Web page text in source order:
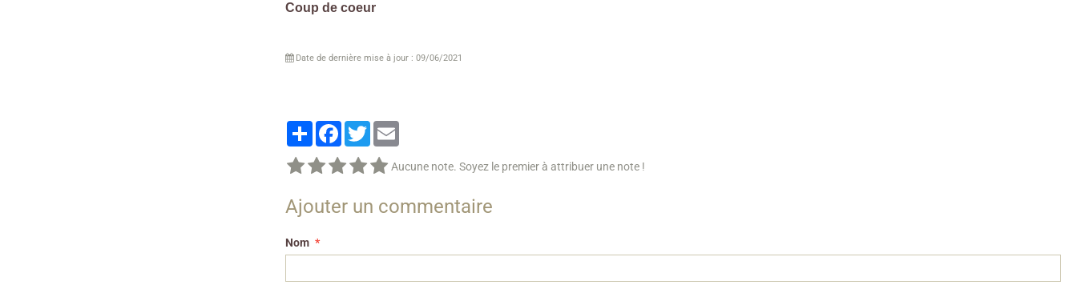
Coup de coeur
Date de dernière mise à jour : 09/06/2021
PartagerFacebook
Twitter
Aucune note. Soyez le premier à attribuer une note !
Ajouter un commentaire
Nom